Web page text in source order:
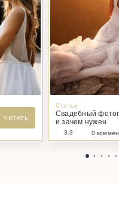
ЧИТАТЬ
Статьи
Свадебный
и зачем нужен
3.3 0